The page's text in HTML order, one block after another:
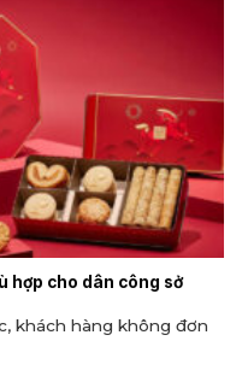
hợp cho dân công sở
khách hàng không đơn